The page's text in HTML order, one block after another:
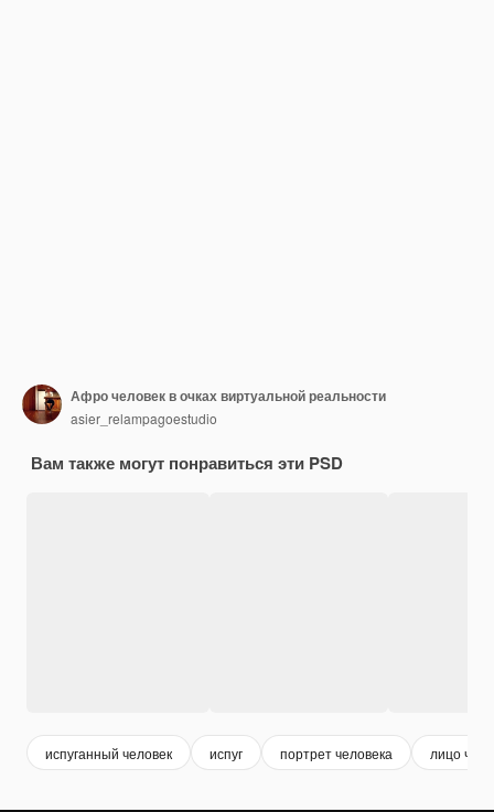
Афро человек в очках виртуальной реальности
asier_relampagoestudio
Вам также могут понравиться эти PSD
испуганный человек испуг портрет человека лицо